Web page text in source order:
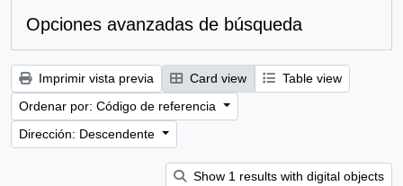
Opciones avanzadas de búsqueda
Imprimir vista previa Card view
Table view
Ordenar por: Código de referencia
Dirección: Descendente
Show 1 results with digital objects